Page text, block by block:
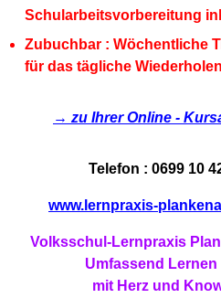
Schularbeitsvorbereitung
Zubuchbar : Wöchentliche
für das tägliche
→ zu Ihrer Online -
Telefon : 0699 10
www.lernpraxis-
Volksschul-Lernpraxis
Umfassend Lernen
mit Herz und